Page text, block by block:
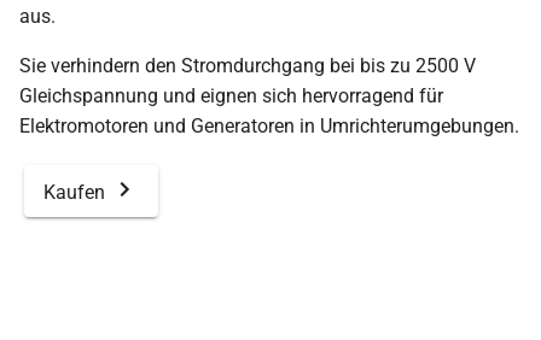
aus.
Sie verhindern den Stromdurchgang bei bis zu 2500 V
Gleichspannung und eignen sich hervorragend für
Elektromotoren und Generatoren in Umrichterumgebungen.
Kaufen